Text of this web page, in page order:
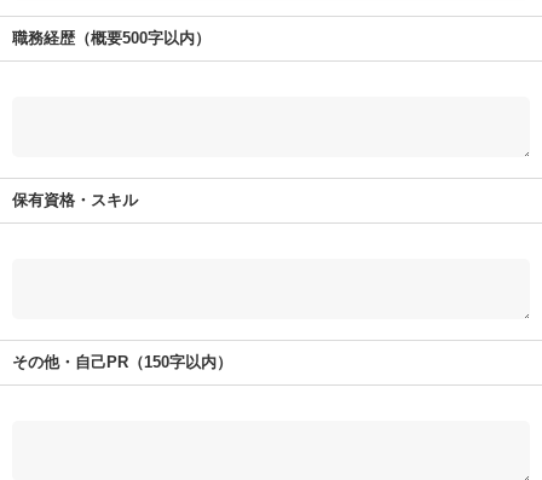
職務経歴（概要500字以内）
保有資格・スキル
その他・自己PR（150字以内）